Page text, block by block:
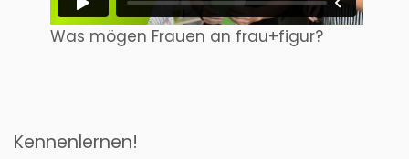
Was mögen Frauen an frau+figur?
Kennenlernen!